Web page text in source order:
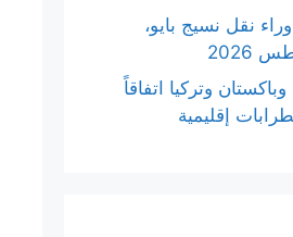
نقل نسيج بايو،
وتركيا اتفاقاً
إقليمية